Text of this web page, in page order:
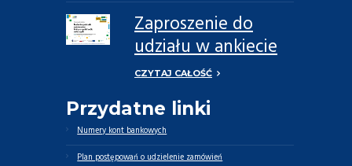
Zaproszenie do
udziału w ankiecie
dotyczącej potrzeb
opiekunów
faktycznych oraz
osób zależnych
CZYTAJ CAŁOŚĆ
Przydatne linki
Numery kont bankowych
Plan postępowań o udzielenie zamówień